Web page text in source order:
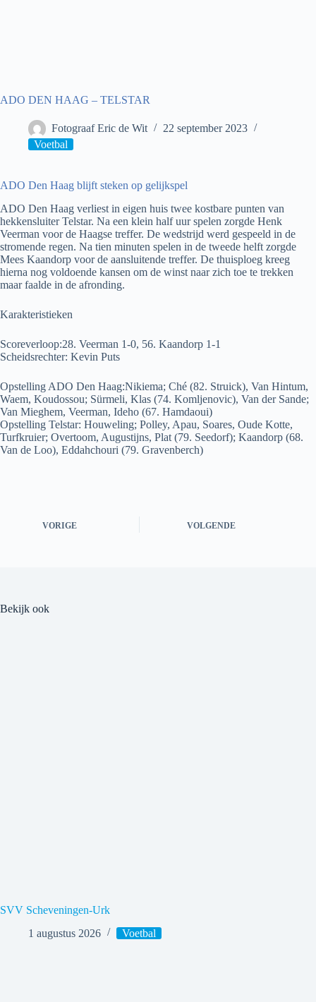
ADO DEN HAAG – TELSTAR
Fotograaf Eric de Wit
22 september 2023
Voetbal
ADO Den Haag blijft steken op gelijkspel
ADO Den Haag verliest in eigen huis twee kostbare punten van
hekkensluiter Telstar. Na een klein half uur spelen zorgde Henk
Veerman voor de Haagse treffer. De wedstrijd werd gespeeld in de
stromende regen. Na tien minuten spelen in de tweede helft zorgde
Mees Kaandorp voor de aansluitende treffer. De thuisploeg kreeg
hierna nog voldoende kansen om de winst naar zich toe te trekken
maar faalde in de afronding.
Karakteristieken
Scoreverloop:28. Veerman 1-0, 56. Kaandorp 1-1
Scheidsrechter: Kevin Puts
Opstelling ADO Den Haag:Nikiema; Ché (82. Struick), Van Hintum,
Waem, Koudossou; Sürmeli, Klas (74. Komljenovic), Van der Sande;
Van Mieghem, Veerman, Ideho (67. Hamdaoui)
Opstelling Telstar: Houweling; Polley, Apau, Soares, Oude Kotte,
Turfkruier; Overtoom, Augustijns, Plat (79. Seedorf); Kaandorp (68.
Van de Loo), Eddahchouri (79. Gravenberch)
VORIGE VOLGENDE
Bekijk ook
SVV Scheveningen-Urk
1 augustus 2026
Voetbal